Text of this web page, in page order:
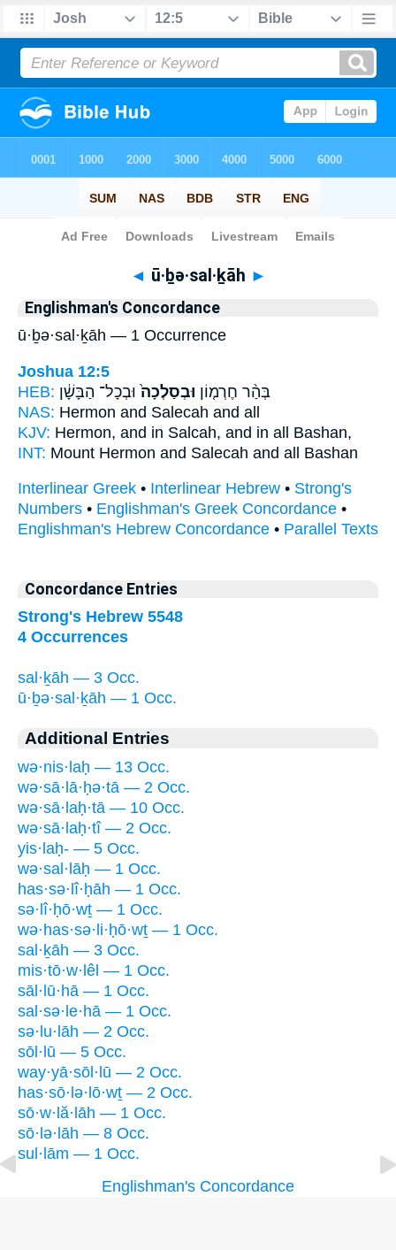
Bible> Strong's > Hebrew
◄ ū·ḇə·sal·ḵāh ►
Englishman's Concordance
ū·ḇə·sal·ḵāh — 1 Occurrence
Joshua 12:5
HEB:
בְּהַ֨ר חֶרְמ֤וֹן וּבְסַלְכָה֙ וּבְכָל־ הַבָּשָׁ֔ן
NAS: Hermon and Salecah and all
KJV: Hermon, and in Salcah, and in all Bashan,
INT: Mount Hermon and Salecah and all Bashan
Interlinear Greek • Interlinear Hebrew • Strong's
Numbers • Englishman's Greek Concordance •
Englishman's Hebrew Concordance • Parallel Texts
Concordance Entries
Strong's Hebrew 5548
4 Occurrences
sal·ḵāh — 3 Occ.
ū·ḇə·sal·ḵāh — 1 Occ.
Additional Entries
wə·nis·laḥ — 13 Occ.
wə·sā·lā·ḥə·tā — 2 Occ.
wə·sā·laḥ·tā — 10 Occ.
wə·sā·laḥ·tî — 2 Occ.
yis·laḥ- — 5 Occ.
wə·sal·lāḥ — 1 Occ.
has·sə·lî·ḥāh — 1 Occ.
sə·lî·ḥō·wṯ — 1 Occ.
wə·has·sə·li·ḥō·wṯ — 1 Occ.
sal·ḵāh — 3 Occ.
mis·tō·w·lêl — 1 Occ.
sāl·lū·hā — 1 Occ.
sal·sə·le·hā — 1 Occ.
sə·lu·lāh — 2 Occ.
sōl·lū — 5 Occ.
way·yā·sōl·lū — 2 Occ.
has·sō·lə·lō·wṯ — 2 Occ.
sō·w·lă·lāh — 1 Occ.
sō·lə·lāh — 8 Occ.
sul·lām — 1 Occ.
Englishman's Concordance